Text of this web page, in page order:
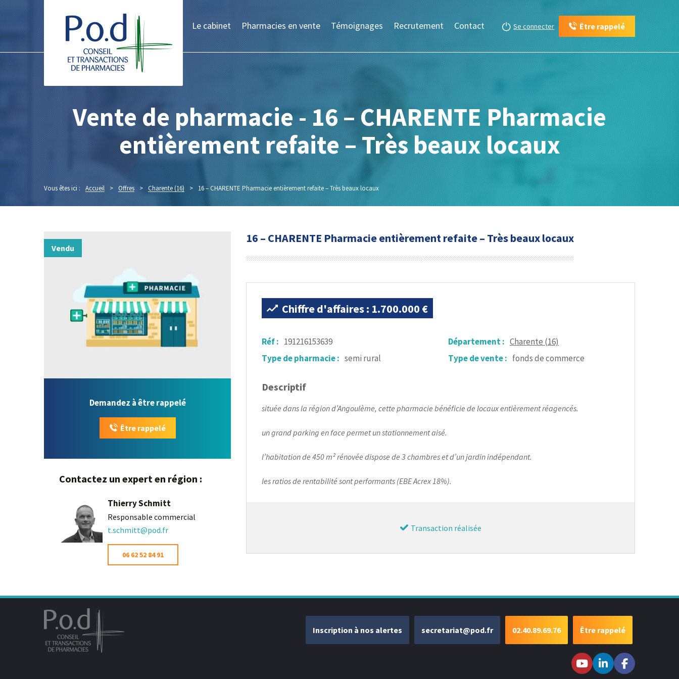
Le cabinet Pharmacies en vente Témoignages Recrutement Contact Se connecter Être rappelé
Vente de pharmacie - 16 – CHARENTE Pharmacie
entièrement refaite – Très beaux locaux
Vous êtes ici : Accueil > Offres > Charente (16) > 16 – CHARENTE Pharmacie entièrement refaite – Très beaux locaux
Vendu
Demandez à être rappelé
Être rappelé
Contactez un expert en région :
Thierry Schmitt
Responsable commercial
t.schmitt@pod.fr
06 62 52 84 91
16 – CHARENTE Pharmacie entièrement refaite – Très beaux locaux
Chiffre d'affaires : 1.700.000 €
Réf : 191216153639 Département : Charente (16)
Type de pharmacie : semi rural Type de vente : fonds de commerce
Descriptif
située dans la région d’Angoulème, cette pharmacie bénéficie de locaux entièrement réagencés.
un grand parking en face permet un stationnement aisé.
l’habitation de 450 m² rénovée dispose de 3 chambres et d’un jardin indépendant.
les ratios de rentabilité sont performants (EBE Acrex 18%).
Transaction réalisée
Être rappelé
02.40.89.69.76
secretariat@pod.fr
Inscription à nos alertes